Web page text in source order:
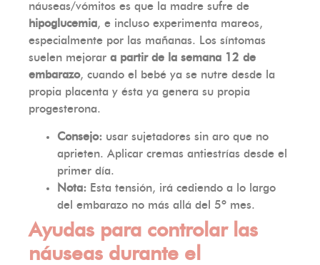
náuseas/vómitos es que la madre sufre de
hipoglucemia, e incluso experimenta mareos,
especialmente por las mañanas. Los síntomas
suelen mejorar a partir de la semana 12 de
embarazo, cuando el bebé ya se nutre desde la
propia placenta y ésta ya genera su propia
progesterona.
Consejo: usar sujetadores sin aro que no
aprieten. Aplicar cremas antiestrías desde el
primer día.
Nota: Esta tensión, irá cediendo a lo largo
del embarazo no más allá del 5º mes.
Ayudas para controlar las
náuseas durante el